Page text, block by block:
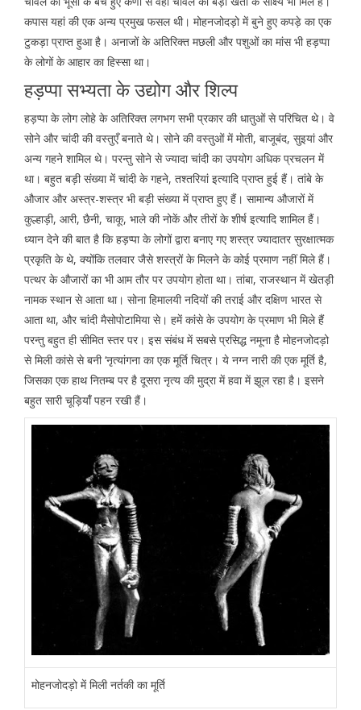
कपास यहां की एक अन्य प्रमुख फसल थी। मोहनजोदड़ो में बुने हुए कपड़े का एक
टुकड़ा प्राप्त हुआ है। अनाजों के अतिरिक्त मछली और पशुओं का मांस भी हड़प्पा
के लोगों के आहार का हिस्सा था।
हड़प्पा सभ्यता के उद्योग और शिल्प
हड़प्पा के लोग लोहे के अतिरिक्त लगभग सभी प्रकार की धातुओं से परिचित थे। वे
सोने और चांदी की वस्तुएँ बनाते थे। सोने की वस्तुओं में मोती, बाजूबंद, सुइयां और
अन्य गहने शामिल थे। परन्तु सोने से ज्यादा चांदी का उपयोग अधिक प्रचलन में
था। बहुत बड़ी संख्या में चांदी के गहने, तश्तरियां इत्यादि प्राप्त हुई हैं। तांबे के
औजार और अस्त्र-शस्त्र भी बड़ी संख्या में प्राप्त हुए हैं। सामान्य औजारों में
कुल्हाड़ी, आरी, छैनी, चाकू, भाले की नोकें और तीरों के शीर्ष इत्यादि शामिल हैं।
ध्यान देने की बात है कि हड़प्पा के लोगों द्वारा बनाए गए शस्त्र ज्यादातर सुरक्षात्मक
प्रकृति के थे, क्योंकि तलवार जैसे शस्त्रों के मिलने के कोई प्रमाण नहीं मिले हैं।
पत्थर के औजारों का भी आम तौर पर उपयोग होता था। तांबा, राजस्थान में खेतड़ी
नामक स्थान से आता था। सोना हिमालयी नदियों की तराई और दक्षिण भारत से
आता था, और चांदी मैसोपोटामिया से। हमें कांसे के उपयोग के प्रमाण भी मिले हैं
परन्तु बहुत ही सीमित स्तर पर। इस संबंध में सबसे प्रसिद्ध नमूना है मोहनजोदड़ो
से मिली कांसे से बनी ‘नृत्यांगना का एक मूर्ति चित्र। ये नग्न नारी की एक मूर्ति है,
जिसका एक हाथ नितम्ब पर है दूसरा नृत्य की मुद्रा में हवा में झूल रहा है। इसने
बहुत सारी चूड़ियांँ पहन रखी हैं।
मोहनजोदड़ो में मिली नर्तकी का मूर्ति